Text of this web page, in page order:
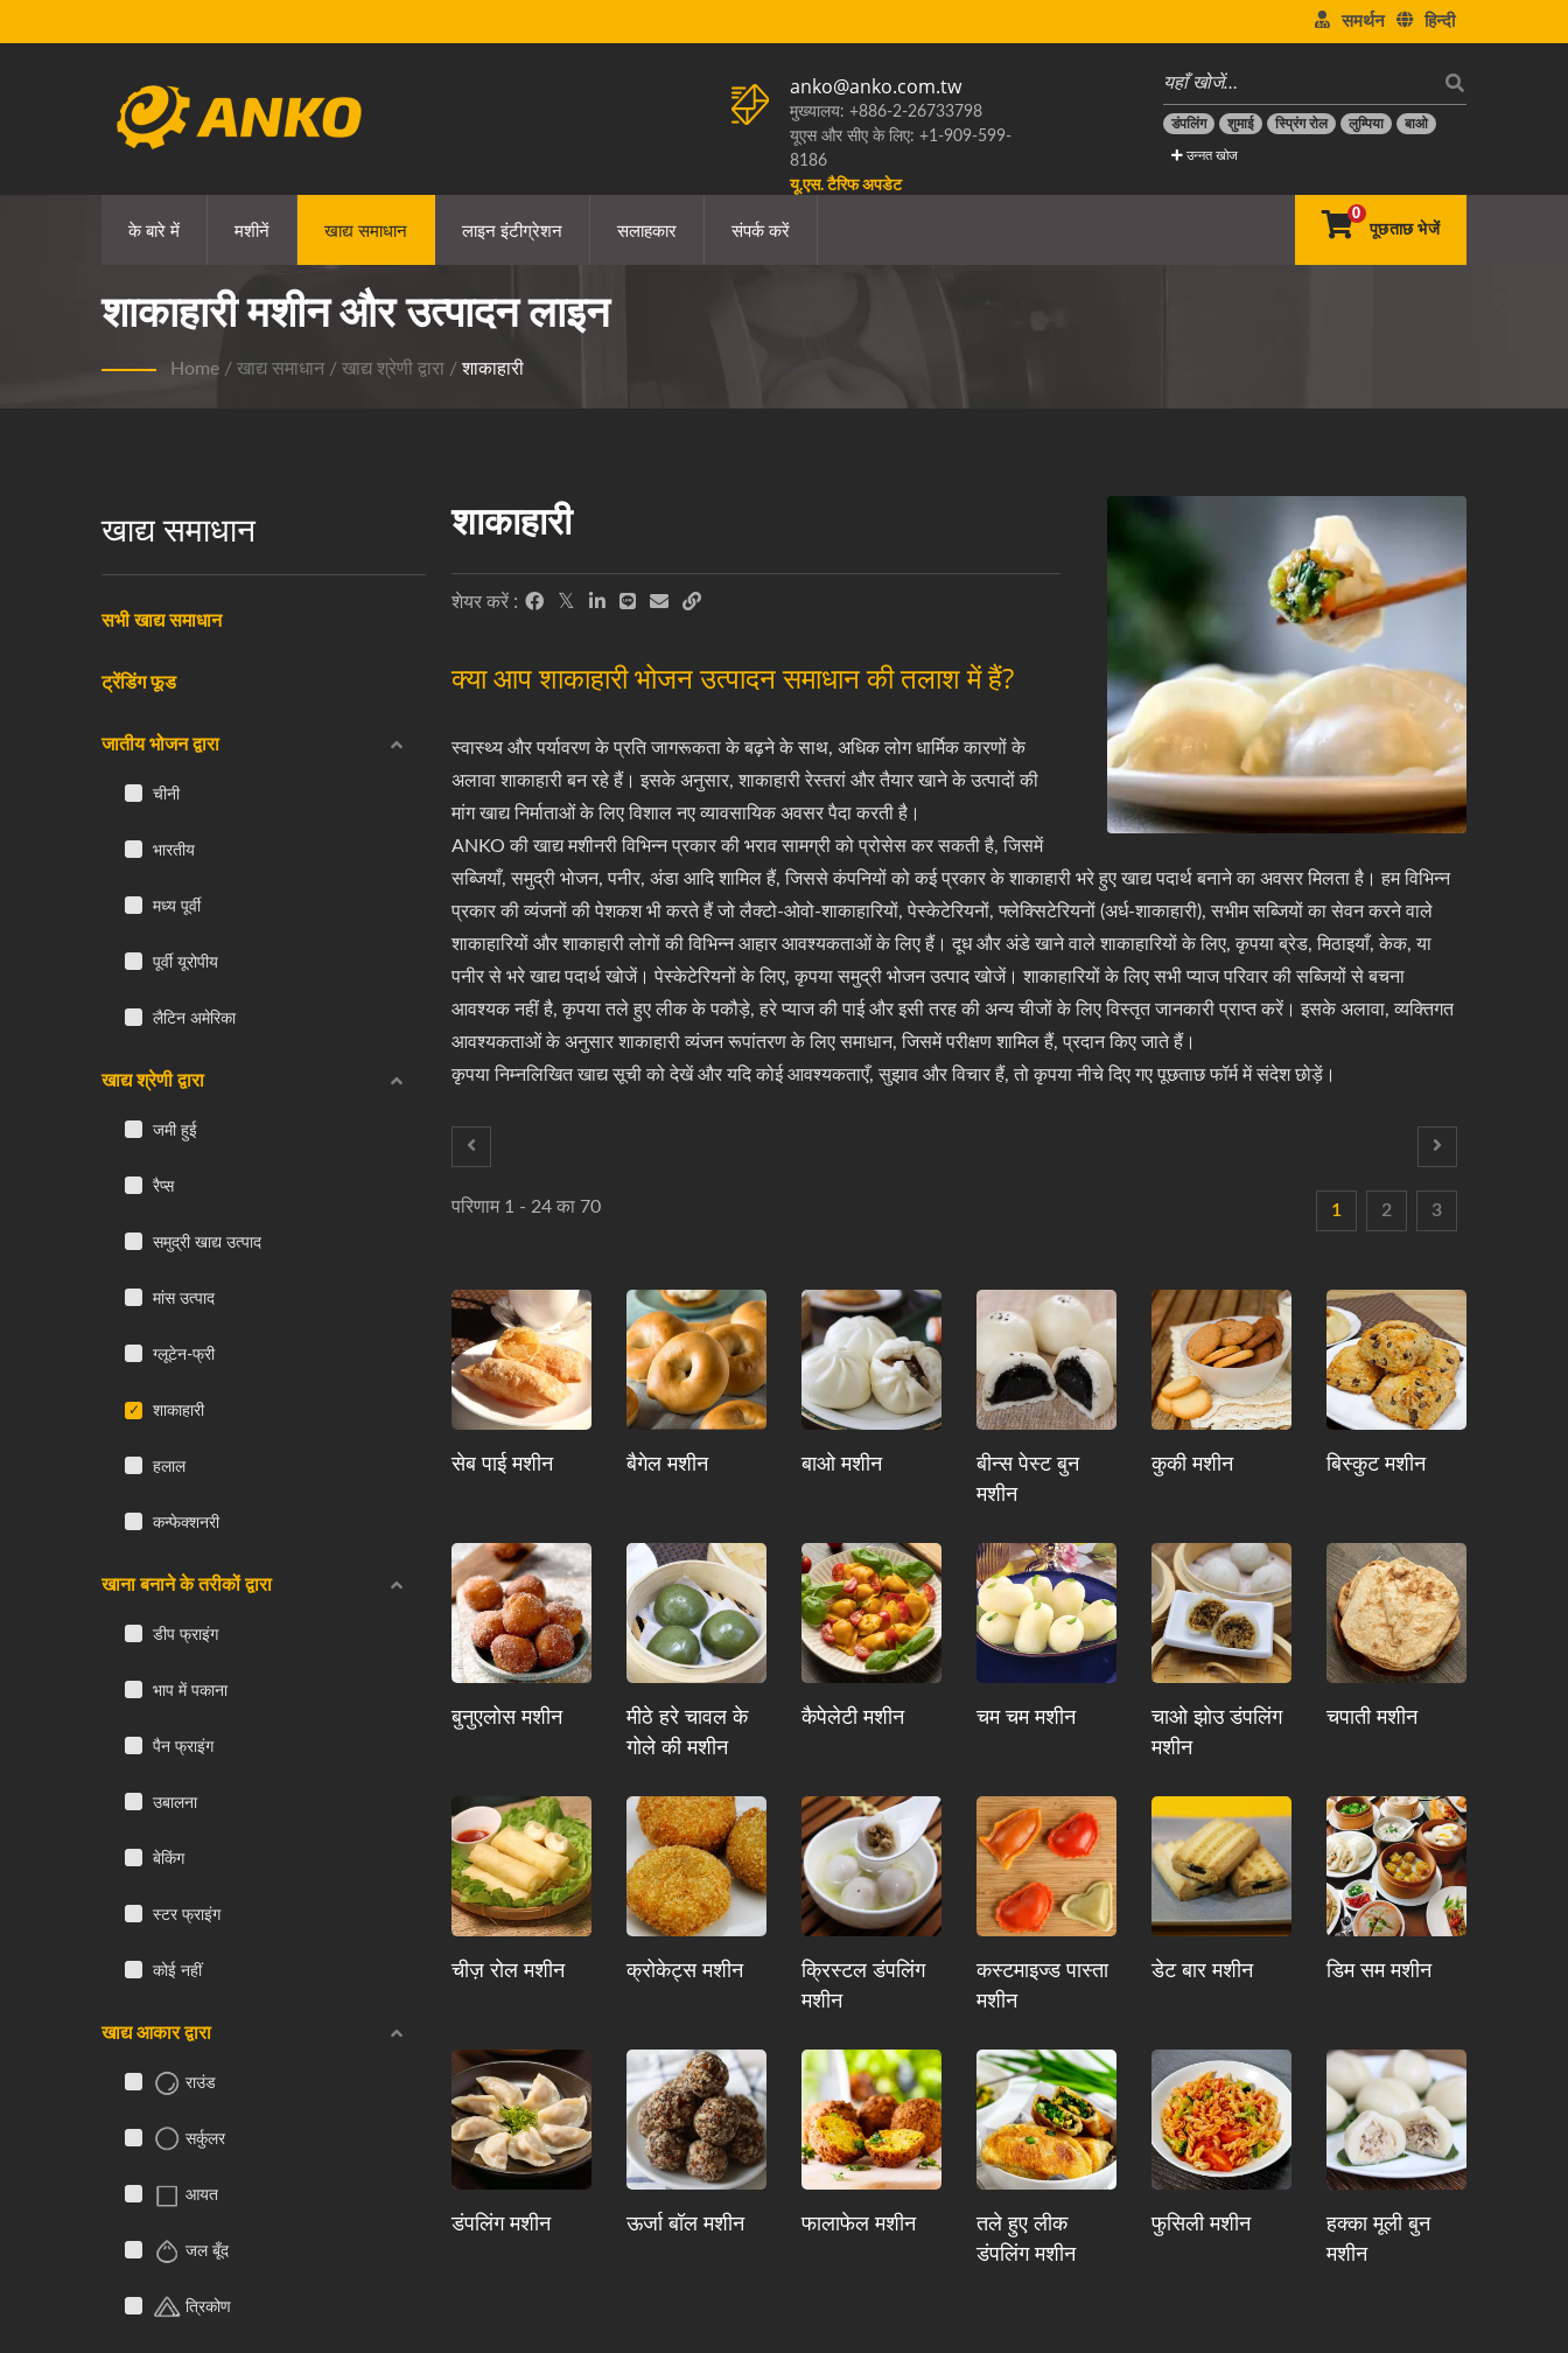
हिन्दी
समर्थन
डंपलिंग शुमाई स्प्रिंग रोल लुम्पिया बाओ
उन्नत खोज
anko@anko.com.tw
मुख्यालय: +886-2-26733798
यूएस और सीए के लिए: +1-909-599-
8186
यू.एस. टैरिफ अपडेट
के बारे में मशीनें खाद्य समाधान लाइन इंटीग्रेशन सलाहकार संपर्क करें
0
पूछताछ भेजें
शाकाहारी मशीन और उत्पादन लाइन
Home / खाद्य समाधान / खाद्य श्रेणी द्वारा / शाकाहारी
खाद्य समाधान
सभी खाद्य समाधान
ट्रेंडिंग फूड
जातीय भोजन द्वारा
चीनी
भारतीय
मध्य पूर्वी
पूर्वी यूरोपीय
लैटिन अमेरिका
खाद्य श्रेणी द्वारा
जमी हुई
रैप्स
समुद्री खाद्य उत्पाद
मांस उत्पाद
ग्लूटेन-फ्री
शाकाहारी
हलाल
कन्फेक्शनरी
खाना बनाने के तरीकों द्वारा
डीप फ्राइंग
भाप में पकाना
पैन फ्राइंग
उबालना
बेकिंग
स्टर फ्राइंग
कोई नहीं
खाद्य आकार द्वारा
राउंड
सर्कुलर
आयत
जल बूँद
त्रिकोण
शाकाहारी
शेयर करें :
क्या आप शाकाहारी भोजन उत्पादन समाधान की तलाश में हैं?
स्वास्थ्य और पर्यावरण के प्रति जागरूकता के बढ़ने के साथ, अधिक लोग धार्मिक कारणों के
अलावा शाकाहारी बन रहे हैं। इसके अनुसार, शाकाहारी रेस्तरां और तैयार खाने के उत्पादों की
मांग खाद्य निर्माताओं के लिए विशाल नए व्यावसायिक अवसर पैदा करती है।
ANKO की खाद्य मशीनरी विभिन्न प्रकार की भराव सामग्री को प्रोसेस कर सकती है, जिसमें
सब्जियाँ, समुद्री भोजन, पनीर, अंडा आदि शामिल हैं, जिससे कंपनियों को कई प्रकार के शाकाहारी भरे हुए खाद्य पदार्थ बनाने का अवसर मिलता है। हम विभिन्न
प्रकार की व्यंजनों की पेशकश भी करते हैं जो लैक्टो-ओवो-शाकाहारियों, पेस्केटेरियनों, फ्लेक्सिटेरियनों (अर्ध-शाकाहारी), सभीम सब्जियों का सेवन करने वाले
शाकाहारियों और शाकाहारी लोगों की विभिन्न आहार आवश्यकताओं के लिए हैं। दूध और अंडे खाने वाले शाकाहारियों के लिए, कृपया ब्रेड, मिठाइयाँ, केक, या
पनीर से भरे खाद्य पदार्थ खोजें। पेस्केटेरियनों के लिए, कृपया समुद्री भोजन उत्पाद खोजें। शाकाहारियों के लिए सभी प्याज परिवार की सब्जियों से बचना
आवश्यक नहीं है, कृपया तले हुए लीक के पकौड़े, हरे प्याज की पाई और इसी तरह की अन्य चीजों के लिए विस्तृत जानकारी प्राप्त करें। इसके अलावा, व्यक्तिगत
आवश्यकताओं के अनुसार शाकाहारी व्यंजन रूपांतरण के लिए समाधान, जिसमें परीक्षण शामिल हैं, प्रदान किए जाते हैं।
कृपया निम्नलिखित खाद्य सूची को देखें और यदि कोई आवश्यकताएँ, सुझाव और विचार हैं, तो कृपया नीचे दिए गए पूछताछ फॉर्म में संदेश छोड़ें।
परिणाम 1 - 24 का 70 1 2 3
सेब पाई मशीन बैगेल मशीन बाओ मशीन
बीन्स पेस्ट बुन
मशीन
कुकी मशीन बिस्कुट मशीन
बुनुएलोस मशीन
मीठे हरे चावल के
गोले की मशीन
कैपेलेटी मशीन चम चम मशीन
चाओ झोउ डंपलिंग
मशीन
चपाती मशीन
चीज़ रोल मशीन क्रोकेट्स मशीन
क्रिस्टल डंपलिंग
मशीन
कस्टमाइज्ड पास्ता
मशीन
डेट बार मशीन डिम सम मशीन
डंपलिंग मशीन ऊर्जा बॉल मशीन फालाफेल मशीन
तले हुए लीक
डंपलिंग मशीन
फुसिली मशीन
हक्का मूली बुन
मशीन